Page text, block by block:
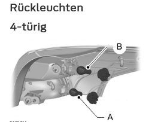
Rückleuchten
4-türig